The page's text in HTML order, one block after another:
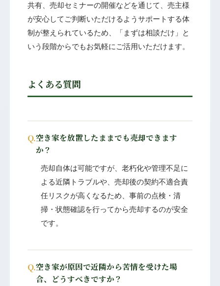
共有、売却セミナーの開催などを通じて、売主様
が安心してご判断いただけるようサポートする体
制が整えられているため、「まずは相談だけ」と
いう段階からでもお気軽にご活用いただけます。
よくある質問
Q.空き家を放置したままでも売却できます
か？
売却自体は可能ですが、老朽化や管理不足に
よる近隣トラブルや、売却後の契約不適合責
任リスクが高くなるため、事前の点検・清
掃・状態確認を行ってから売却するのが安全
です。
Q.空き家が原因で近隣から苦情を受けた場
合、どうすべきですか？